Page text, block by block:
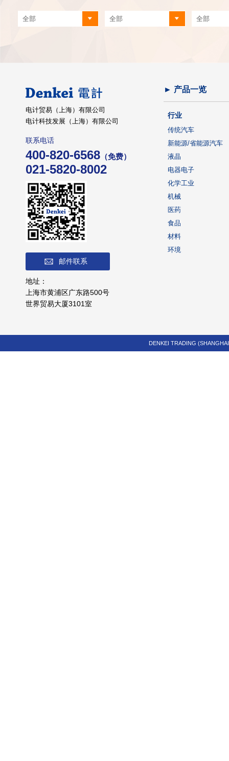
电计贸易（上海）有限公司
电计科技发展（上海）有限公司
联系电话
400-820-6568 （免费）
021-5820-8002
邮件联系
地址：
上海市黄浦区广东路500号
世界贸易大厦3101室
► 产品一览
行业
传统汽车
新能源/省能源汽车
液晶
电器电子
化学工业
机械
医药
食品
材料
环境
DENKEI TRADING